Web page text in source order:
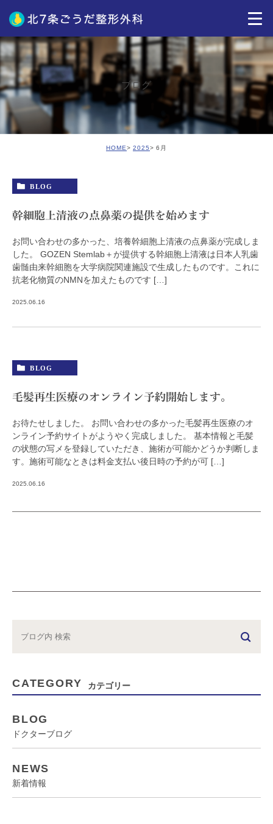
ブログ
HOME 2025 6月
BLOG
幹細胞上清液の点鼻薬の提供を始めます
お問い合わせの多かった、培養幹細胞上清液の点鼻薬が完成しま
した。 GOZEN Stemlab＋が提供する幹細胞上清液は日本人乳歯
歯髄由来幹細胞を大学病院関連施設で生成したものです。これに
抗老化物質のNMNを加えたものです […]
2025.06.16
BLOG
毛髪再生医療のオンライン予約開始します。
お待たせしました。 お問い合わせの多かった毛髪再生医療のオ
ンライン予約サイトがようやく完成しました。 基本情報と毛髪
の状態の写メを登録していただき、施術が可能かどうか判断しま
す。施術可能なときは料金支払い後日時の予約が可 […]
2025.06.16
CATEGORY カテゴリー
BLOG
ドクターブログ
NEWS
新着情報